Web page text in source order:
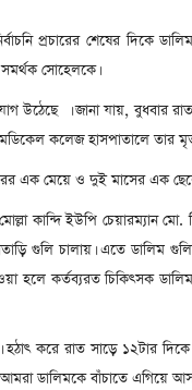
প্রচারের শেষের দিকে
সোহেলকে।
উঠেছে
। জানা যায়, বুধবার
মেডিকেল কলেজ হাসপাতালে তার
এক মেয়ে ও দুই মাসের এক
কান্দি ইউপি চেয়ারম্যান
গুলি চালায়। এতে ডালিম
হলে কর্তব্যরত চিকিৎসক
করে রাত সাড়ে ১২টার দিকে
ডালিমকে বাঁচাতে এগিয়ে